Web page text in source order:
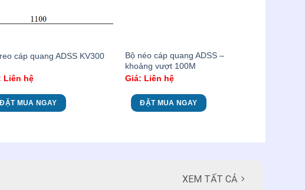
cáp quang ADSS KV300
Liên hệ
ĐẶT MUA NGAY
Bộ néo cáp quang ADSS –
khoảng vượt 100M
Giá: Liên hệ
ĐẶT MUA NGAY
XEM TẤT CẢ